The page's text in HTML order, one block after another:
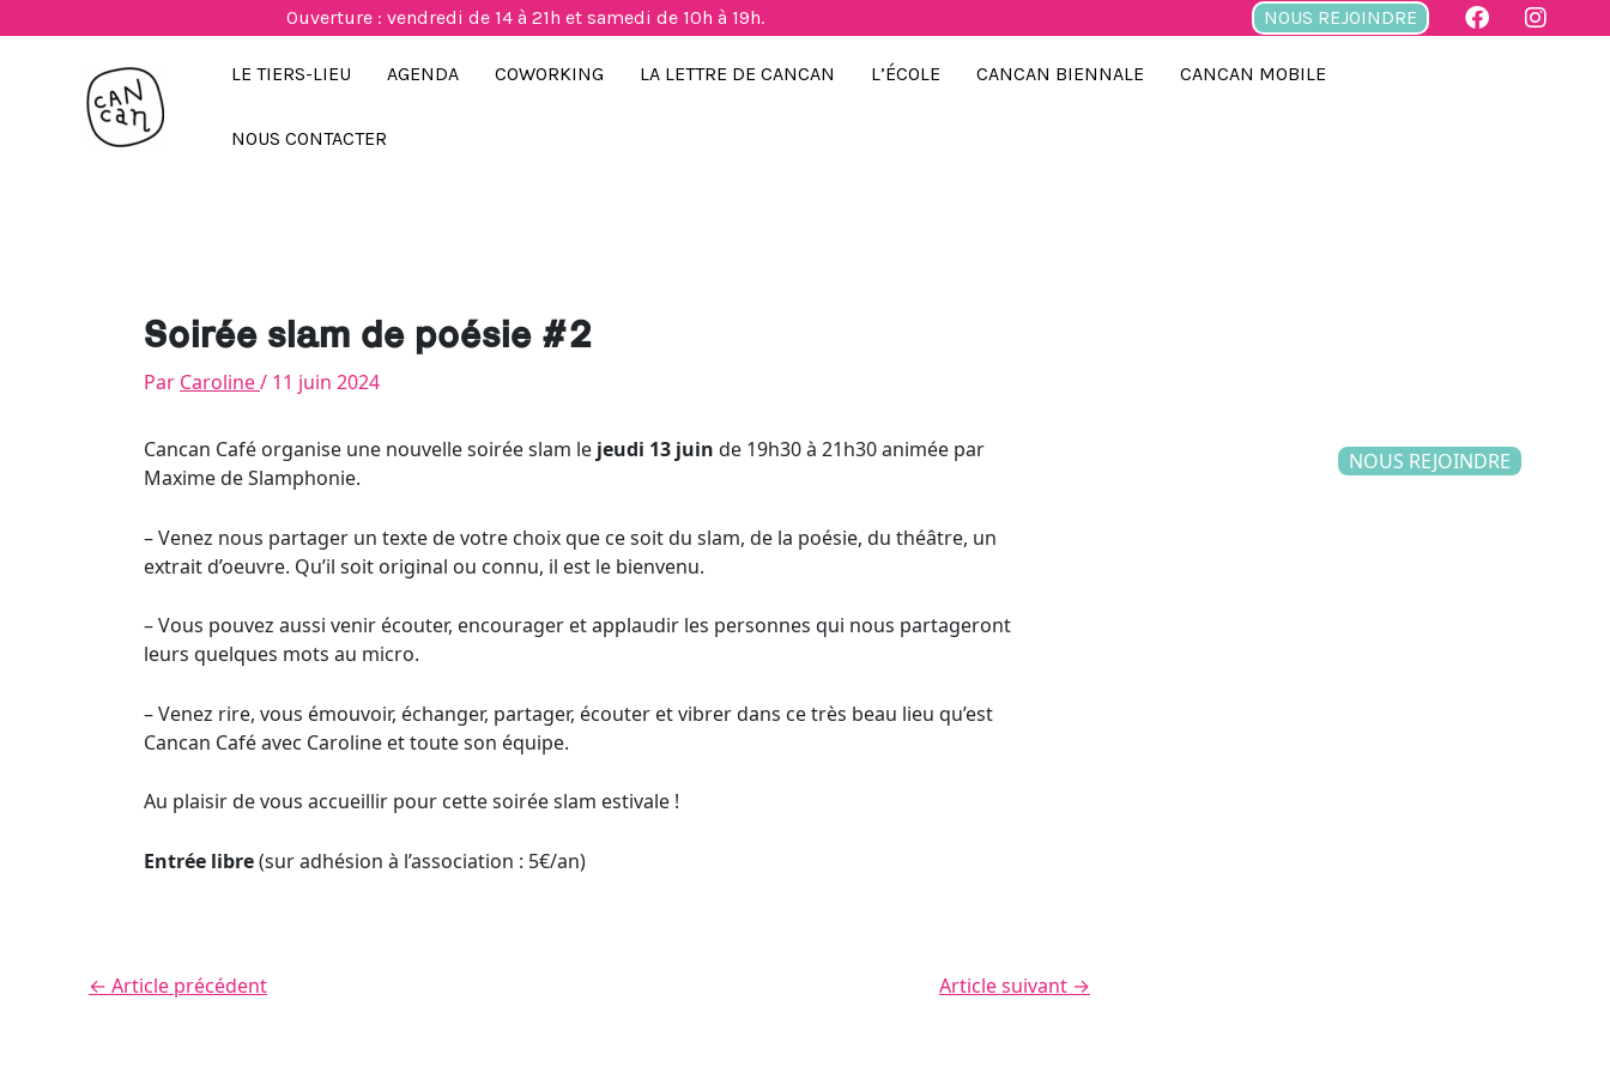
Ouverture : vendredi de 14 à 21h et samedi de 10h à 19h. NOUS REJOINDRE
au
LE TIERS-LIEU AGENDA COWORKING LA LETTRE DE CANCAN L’ÉCOLE CANCAN BIENNALE CANCAN MOBILE
NOUS CONTACTER
Soirée slam de poésie #2
Par Caroline/ 11 juin 2024
Cancan Café organise une nouvelle soirée slam le jeudi 13 juin de 19h30 à 21h30 animée par
Maxime de Slamphonie.
– Venez nous partager un texte de votre choix que ce soit du slam, de la poésie, du théâtre, un
extrait d’oeuvre. Qu’il soit original ou connu, il est le bienvenu.
– Vous pouvez aussi venir écouter, encourager et applaudir les personnes qui nous partageront
leurs quelques mots au micro.
– Venez rire, vous émouvoir, échanger, partager, écouter et vibrer dans ce très beau lieu qu’est
Cancan Café avec Caroline et toute son équipe.
Au plaisir de vous accueillir pour cette soirée slam estivale !
Entrée libre(sur adhésion à l’association : 5€/an)
← Article précédent Article suivant →
NOUS REJOINDRE